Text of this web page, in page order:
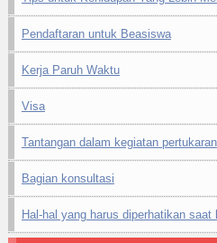
Pendaftaran untuk Beasiswa
Kerja Paruh Waktu
Visa
Tantangan dalam kegiatan pertukaran
Bagian konsultasi
Hal-hal yang harus diperhatikan saat